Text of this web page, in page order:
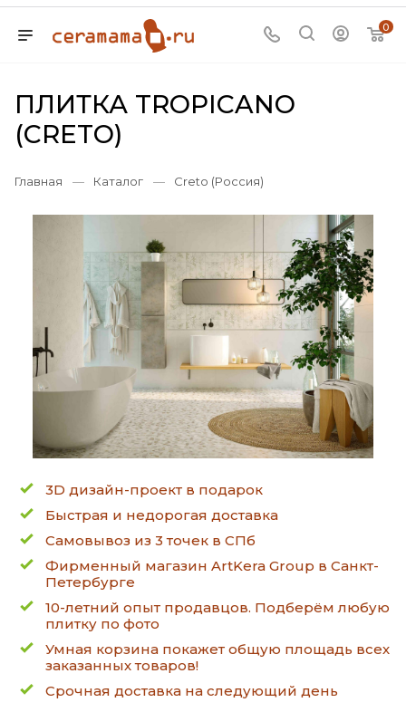
0
ПЛИТКА TROPICANO
(CRETO)
Главная — Каталог — Creto (Россия)
3D дизайн-проект в подарок
Быстрая и недорогая доставка
Самовывоз из 3 точек в СПб
Фирменный магазин ArtKera Group в Санкт-
Петербурге
10-летний опыт продавцов. Подберём любую
плитку по фото
Умная корзина покажет общую площадь всех
заказанных товаров!
Срочная доставка на следующий день